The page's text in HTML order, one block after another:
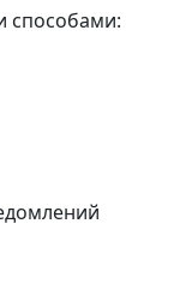
способами: